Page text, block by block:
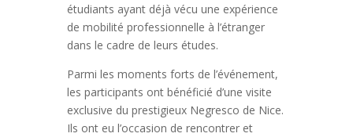
étudiants ayant déjà vécu une expérience
de mobilité professionnelle à l’étranger
dans le cadre de leurs études.
Parmi les moments forts de l’événement,
les participants ont bénéficié d’une visite
exclusive du prestigieux Negresco de Nice.
Ils ont eu l’occasion de rencontrer et